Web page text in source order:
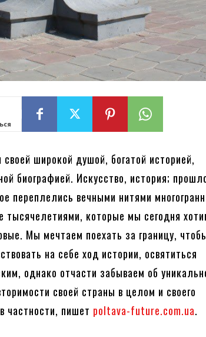
широкой душой, богатой историей,
биографией. Искусство, история;
переплелись вечными нитями
которые мы сегодня
Мы мечтаем поехать за границу,
на себе ход истории, освятиться
однако отчасти забываем об
своей страны в целом и своего
частности, пишет poltava-future.com.ua.